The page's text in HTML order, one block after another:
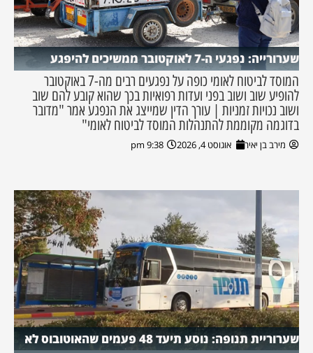
שערורייה: נפגעי ה-7 לאוקטובר ממשיכים להיפגע
המוסד לביטוח לאומי כופה על נפגעים רבים מה-7 באוקטובר
להופיע שוב ושוב בפני ועדות רפואיות בכך שהוא קובע להם שוב
ושוב נכויות זמניות | עורך הדין שמייצג את הנפגע אמר "מדובר
בדוגמה מקוממת להתנהלות המוסד לביטוח לאומי"
מירב בן יאיר אוגוסט 4, 2026 9:38 pm
שערוריית תנופה: נוסע תיעד 48 פעמים שהאוטובוס לא